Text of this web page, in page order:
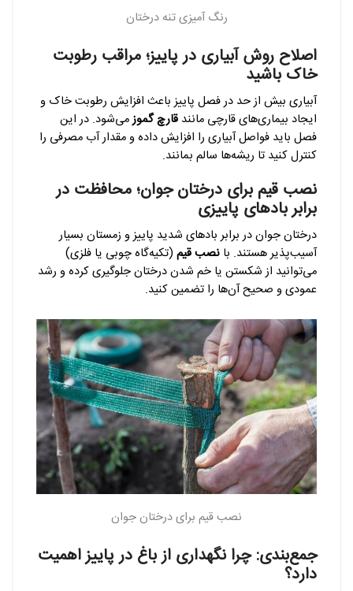
رنگ آمیزی تنه درختان
اصلاح روش آبیاری در پاییز؛ مراقب رطوبت
خاک باشید
آبیاری بیش از حد در فصل پاییز باعث افزایش رطوبت خاک و
ایجاد بیماری‌های قارچی مانند قارچ گموزمی‌شود. در این
فصل باید فواصل آبیاری را افزایش داده و مقدار آب مصرفی را
کنترل کنید تا ریشه‌ها سالم بمانند.
نصب قیم برای درختان جوان؛ محافظت در
برابر بادهای پاییزی
درختان جوان در برابر بادهای شدید پاییز و زمستان بسیار
آسیب‌پذیر هستند. با نصب قیم (تکیه‌گاه چوبی یا فلزی)
می‌توانید از شکستن یا خم شدن درختان جلوگیری کرده و رشد
عمودی و صحیح آن‌ها را تضمین کنید.
نصب قیم برای درختان جوان
جمع‌بندی: چرا نگهداری از باغ در پاییز اهمیت
دارد؟